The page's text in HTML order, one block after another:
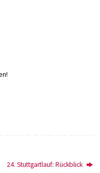
24. Stuttgartlauf: Rückblick